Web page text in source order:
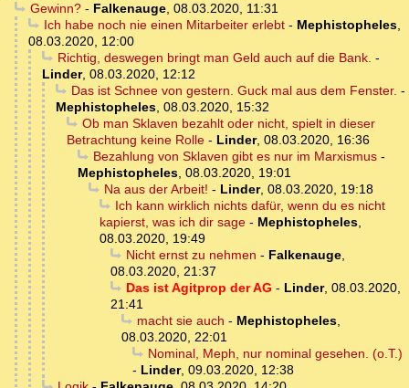
Gewinn?- Falkenauge, 08.03.2020, 11:31
Ich habe noch nie einen Mitarbeiter erlebt- Mephistopheles,
08.03.2020, 12:00
Richtig, deswegen bringt man Geld auch auf die Bank. -
Linder, 08.03.2020, 12:12
Das ist Schnee von gestern. Guck mal aus dem Fenster. -
Mephistopheles, 08.03.2020, 15:32
Ob man Sklaven bezahlt oder nicht, spielt in dieser
Betrachtung keine Rolle - Linder, 08.03.2020, 16:36
Bezahlung von Sklaven gibt es nur im Marxismus-
Mephistopheles, 08.03.2020, 19:01
Na aus der Arbeit! - Linder, 08.03.2020, 19:18
Ich kann wirklich nichts dafür, wenn du es nicht
kapierst, was ich dir sage - Mephistopheles,
08.03.2020, 19:49
Nicht ernst zu nehmen - Falkenauge,
08.03.2020, 21:37
Das ist Agitprop der AG - Linder, 08.03.2020,
21:41
macht sie auch - Mephistopheles,
08.03.2020, 22:01
Nominal, Meph, nur nominal gesehen. (o.T.)
- Linder, 09.03.2020, 12:38